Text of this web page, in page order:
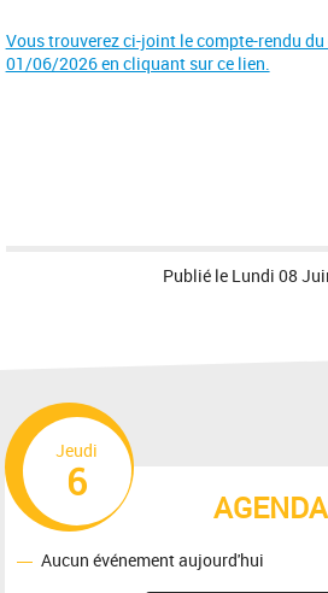
Vous trouverez ci-joint le compte-rendu
01/06/2026 en cliquant sur ce lien.
Publié le Lundi 08
AGENDA
Jeudi
6
Aucun événement aujourd'hui